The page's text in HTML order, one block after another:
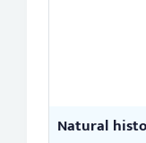
Natural